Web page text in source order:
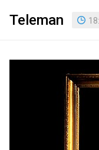
Teleman 18: